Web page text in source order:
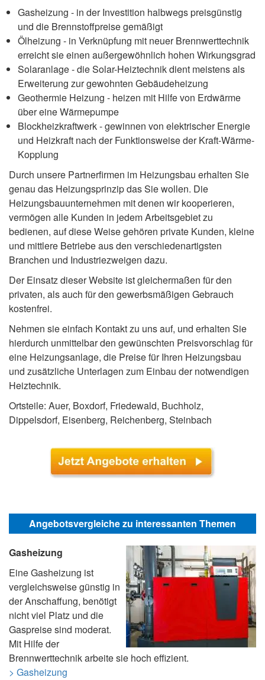
Gasheizung - in der Investition halbwegs preisgünstig
und die Brennstoffpreise gemäßigt
Ölheizung - in Verknüpfung mit neuer Brennwerttechnik
erreicht sie einen außergewöhnlich hohen Wirkungsgrad
Solaranlage - die Solar-Heiztechnik dient meistens als
Erweiterung zur gewohnten Gebäudeheizung
Geothermie Heizung - heizen mit Hilfe von Erdwärme
über eine Wärmepumpe
Blockheizkraftwerk - gewinnen von elektrischer Energie
und Heizkraft nach der Funktionsweise der Kraft-Wärme-
Kopplung
Durch unsere Partnerfirmen im Heizungsbau erhalten Sie
genau das Heizungsprinzip das Sie wollen. Die
Heizungsbauunternehmen mit denen wir kooperieren,
vermögen alle Kunden in jedem Arbeitsgebiet zu
bedienen, auf diese Weise gehören private Kunden, kleine
und mittlere Betriebe aus den verschiedenartigsten
Branchen und Industriezweigen dazu.
Der Einsatz dieser Website ist gleichermaßen für den
privaten, als auch für den gewerbsmäßigen Gebrauch
kostenfrei.
Nehmen sie einfach Kontakt zu uns auf, und erhalten Sie
hierdurch unmittelbar den gewünschten Preisvorschlag für
eine Heizungsanlage, die Preise für Ihren Heizungsbau
und zusätzliche Unterlagen zum Einbau der notwendigen
Heiztechnik.
Ortsteile: Auer, Boxdorf, Friedewald, Buchholz,
Dippelsdorf, Eisenberg, Reichenberg, Steinbach
Angebotsvergleiche zu interessanten Themen
Gasheizung
Eine Gasheizung ist
vergleichsweise günstig in
der Anschaffung, benötigt
nicht viel Platz und die
Gaspreise sind moderat.
Mit Hilfe der
Brennwerttechnik arbeite sie hoch effizient.
> Gasheizung